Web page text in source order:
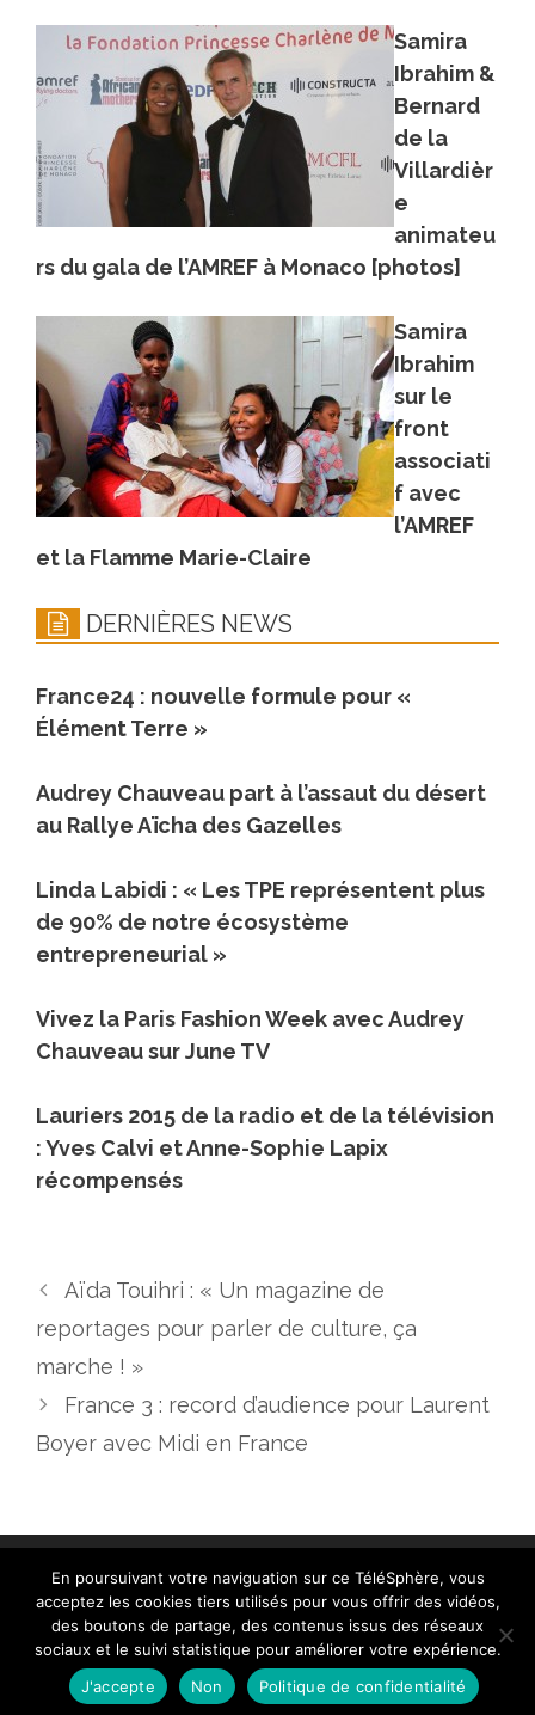
Samira
Ibrahim &
Bernard
de la
Villardièr
e
animateu
rs du gala de l’AMREF à Monaco [photos]
Samira
Ibrahim
sur le
front
associati
f avec
l’AMREF
et la Flamme Marie-Claire
DERNIÈRES NEWS
France24 : nouvelle formule pour «
Élément Terre »
Audrey Chauveau part à l’assaut du désert
au Rallye Aïcha des Gazelles
Linda Labidi : « Les TPE représentent plus
de 90% de notre écosystème
entrepreneurial »
Vivez la Paris Fashion Week avec Audrey
Chauveau sur June TV
Lauriers 2015 de la radio et de la télévision
: Yves Calvi et Anne-Sophie Lapix
récompensés
Aïda Touihri : « Un magazine de
reportages pour parler de culture, ça
marche ! »
France 3 : record d’audience pour Laurent
Boyer avec Midi en France
Contact|Mentions légales |Crédits|Politique de
cookies (UE) | © telesphere.fr 2026
En poursuivant votre naviguation sur ce TéléSphère, vous
acceptez les cookies tiers utilisés pour vous offrir des vidéos,
des boutons de partage, des contenus issus des réseaux
sociaux et le suivi statistique pour améliorer votre expérience.
J'accepte
Non Politique de confidentialité